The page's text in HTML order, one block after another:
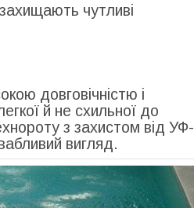
захищають чутливі
довговічністю і
й не схильної до
з захистом від УФ-
вигляд.